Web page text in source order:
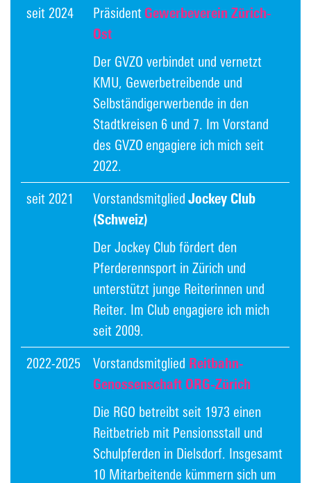
seit 2024 PräsidentGewerbeverein Zürich-
Ost
Der GVZO verbindet und vernetzt
KMU, Gewerbetreibende und
Selbständigerwerbende in den
Stadtkreisen 6 und 7. Im Vorstand
des GVZO engagiere ich mich seit
2022.
seit 2021 Vorstandsmitglied Jockey Club
(Schweiz)
Der Jockey Club fördert den
Pferderennsport in Zürich und
unterstützt junge Reiterinnen und
Reiter. Im Club engagiere ich mich
seit 2009.
2022-2025 Vorstandsmitglied ​ Reitbahn-
Genossenschaft ORG-Zürich
Die RGO betreibt seit 1973 einen
Reitbetrieb mit Pensionsstall und
Schulpferden in Dielsdorf. Insgesamt
10 Mitarbeitende kümmern sich um